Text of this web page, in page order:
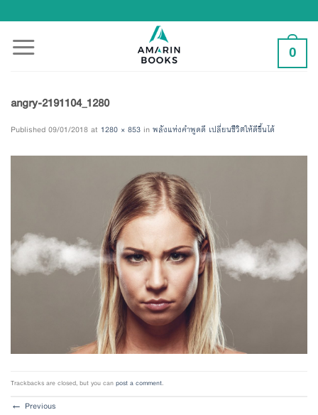
to
content
0
angry-2191104_1280
Published 09/01/2018 at 1280 × 853 in พลังแห่งคำพูดดี เปลี่ยนชีวิตให้ดีขึ้นได้
Trackbacks are closed, but you canpost a comment.
← Previous